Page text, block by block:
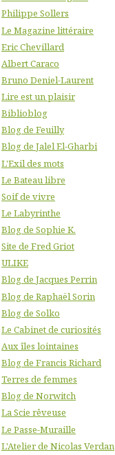
Philippe Sollers
Le Magazine littéraire
Eric Chevillard
Albert Caraco
Bruno Deniel-Laurent
Lire est un plaisir
Biblioblog
Blog de Feuilly
Blog de Jalel El-Gharbi
L'Exil des mots
Le Bateau libre
Soif de vivre
Le Labyrinthe
Blog de Sophie K.
Site de Fred Griot
ULIKE
Blog de Jacques Perrin
Blog de Raphaël Sorin
Blog de Solko
Le Cabinet de curiosités
Aux îles lointaines
Blog de Francis Richard
Terres de femmes
Blog de Norwitch
La Scie rêveuse
Le Passe-Muraille
L'Atelier de Nicolas Verdan